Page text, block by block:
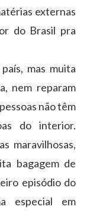
externas
do Brasil pra
mas muita
nem reparam
não têm
do interior.
maravilhosas,
bagagem de
episódio do
especial em